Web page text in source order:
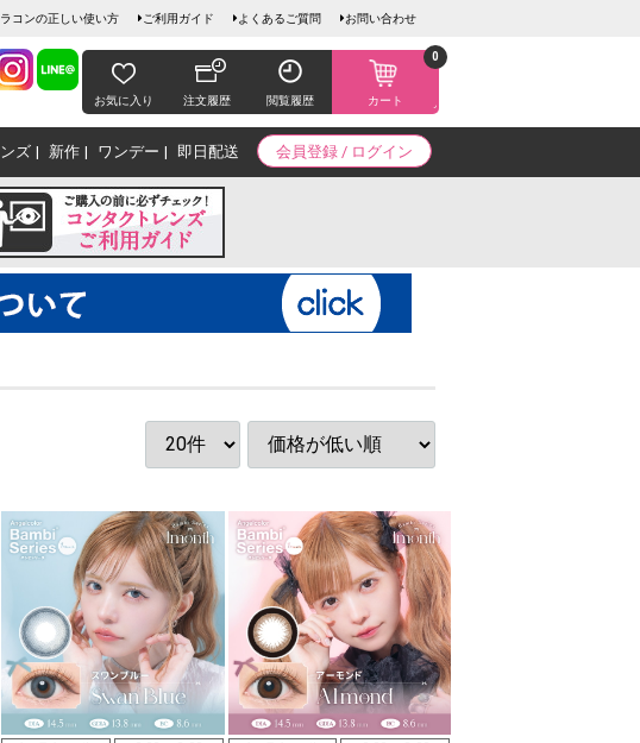
コンの正しい使い方 ご利用ガイド よくあるご質問 お問い合わせ
お気に入り 注文履歴 閲覧履歴 カート
0
会員登録 / ログイン
ズ 新作 ワンデー 即日配送